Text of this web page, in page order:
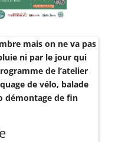
mais on ne va pas
ni par le jour qui
de l’atelier
de vélo, balade
démontage de fin